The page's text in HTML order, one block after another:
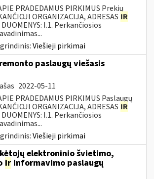
PRADEDAMUS PIRKIMUS Prekių
ORGANIZACIJA, ADRESAS IR
I.1. Perkančiosios
Viešieji pirkimai
paslaugų viešasis
2022-05-11
PRADEDAMUS PIRKIMUS Paslaugų
ORGANIZACIJA, ADRESAS IR
I.1. Perkančiosios
Viešieji pirkimai
elektroninio švietimo,
ir informavimo paslaugų